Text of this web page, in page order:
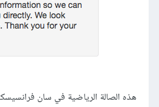
هذه الصالة الرياضية في سان